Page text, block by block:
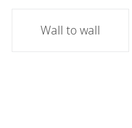
Navegación
de
Wall to wall